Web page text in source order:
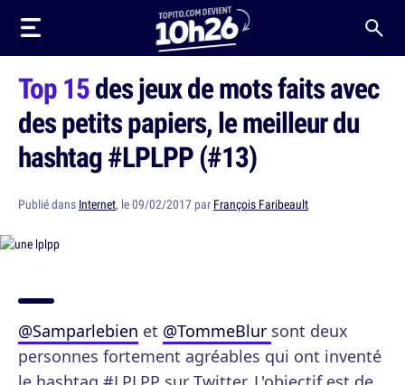
Top 15des jeux de mots faits avec
des petits papiers, le meilleur du
hashtag #LPLPP (#13)
Publié dans Internet, le 09/02/2017 par François Faribeault
@Samparlebien et @TommeBlur sont deux
personnes fortement agréables qui ont inventé